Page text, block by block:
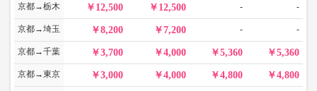
京都→栃木 12,500 12,500 - -
京都→埼玉 8,200 7,200 - -
京都→千葉 3,700 4,000 5,360 5,360
京都→東京 3,000 4,000 4,800 4,800